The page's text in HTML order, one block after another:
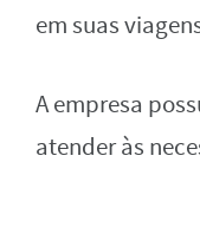
em suas
A empresa
atender às